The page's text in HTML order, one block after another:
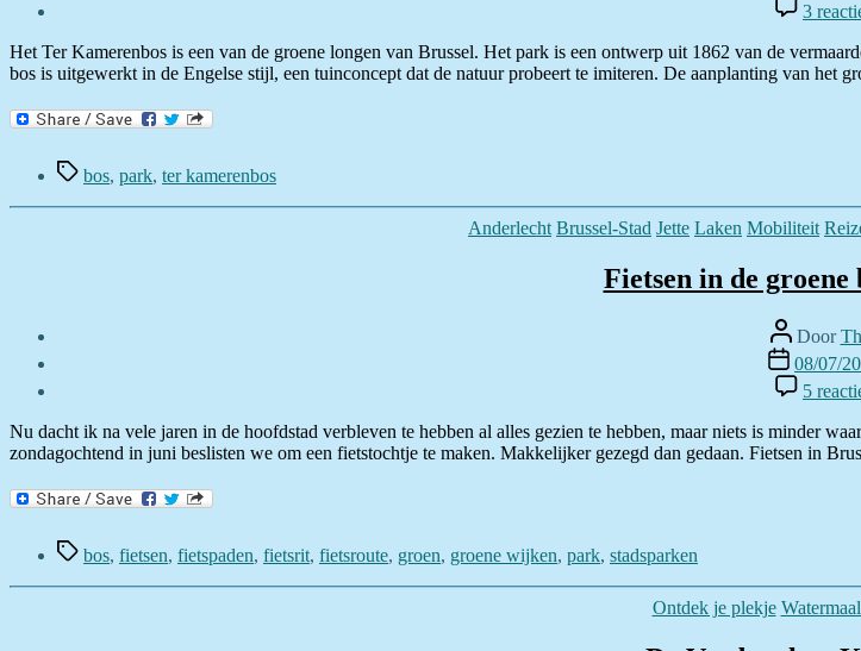
3
Het Ter Kamerenbos is een van de groene longen van Brussel. Het park is een ontwerp uit 1862 van de
bos is uitgewerkt in de Engelse stijl, een tuinconcept dat de natuur probeert te imiteren. De aanplanting van het
Tagsbos, park, ter kamerenbos
Anderlecht Brussel-Stad Jette Laken Mobiliteit
Fietsen in de
Door
08/07/
5
Nu dacht ik na vele jaren in de hoofdstad verbleven te hebben al alles gezien te hebben, maar niets is minder
zondagochtend in juni beslisten we om een fietstochtje te maken. Makkelijker gezegd dan gedaan. Fietsen in
Tagsbos, fietsen, fietspaden, fietsrit, fietsroute, groen, groene wijken, park, stadsparken
Ontdek je plekje